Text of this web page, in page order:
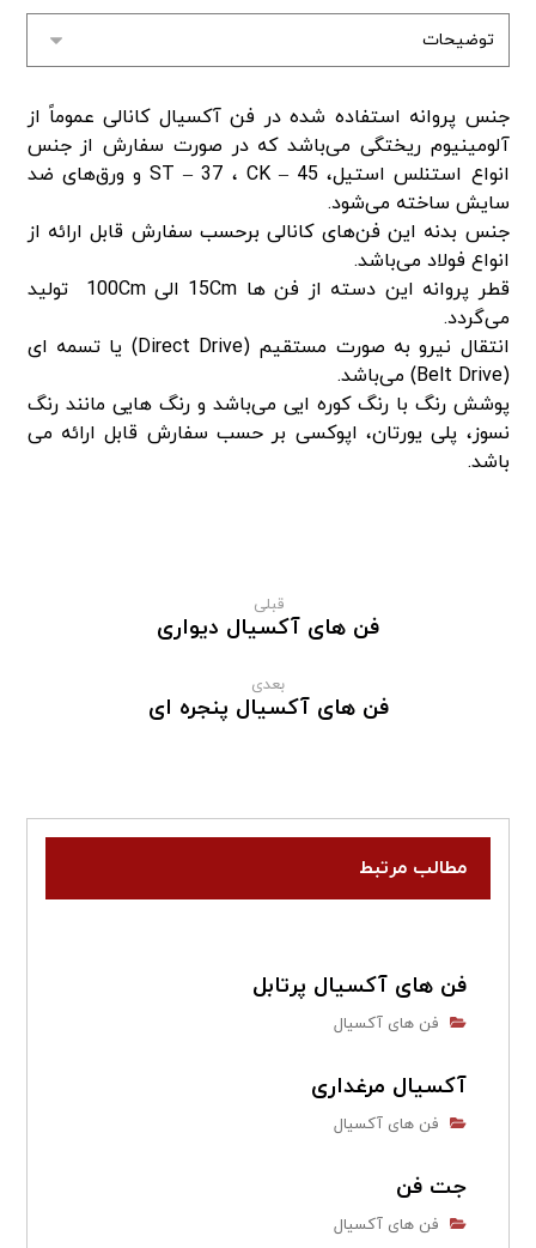
جنس پروانه استفاده شده در فن آکسیال کانالی عموماً از
آلومینیوم ریختگی می‌باشد که در صورت سفارش از جنس
انواع استنلس استیل، ST – 37 ، CK – 45 و ورق‌های ضد
سایش ساخته می‌شود.
جنس بدنه این فن‌های کانالی برحسب سفارش قابل ارائه از
انواع فولاد می‌باشد.
قطر پروانه این دسته از فن ها 15Cm الی 100Cm تولید
می‌گردد.
انتقال نیرو به صورت مستقیم (Direct Drive) یا تسمه ای
(Belt Drive) می‌باشد.
پوشش رنگ با رنگ کوره ایی می‌باشد و رنگ هایی مانند رنگ
نسوز، پلی یورتان، اپوکسی بر حسب سفارش قابل ارائه می
باشد.
قبلی
فن های آکسیال دیواری
بعدی
فن های آکسیال پنجره ای
مطالب مرتبط
فن های آکسیال پرتابل
فن های آکسیال
آکسیال مرغداری
فن های آکسیال
جت فن
فن های آکسیال